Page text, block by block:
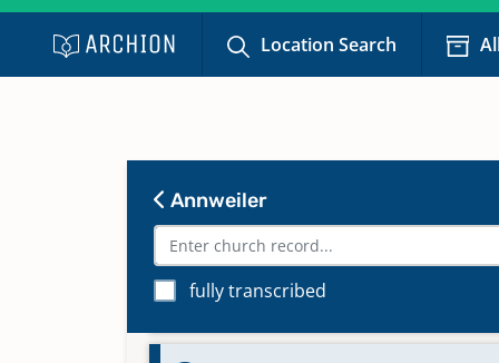
Location Search
Annweiler
fully transcribed
Bestattungen 1818-März 1839
Bestattungen 1871-21. Sep. 1906